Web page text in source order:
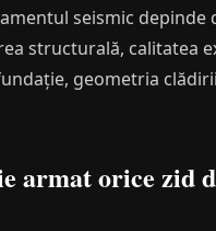
seismic depinde
structurală, calitatea
geometria
armat orice zid